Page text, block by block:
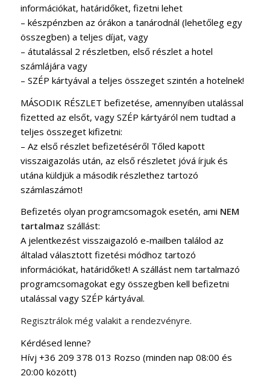
információkat, határidőket, fizetni lehet
– készpénzben az órákon a tanárodnál (lehetőleg egy
összegben) a teljes díjat, vagy
– átutalással 2 részletben, első részlet a hotel
számlájára vagy
– SZÉP kártyával a teljes összeget szintén a hotelnek!
MÁSODIK RÉSZLET befizetése, amennyiben utalással
fizetted az elsőt, vagy SZÉP kártyáról nem tudtad a
teljes összeget kifizetni:
– Az első részlet befizetéséről Tőled kapott
visszaigazolás után, az első részletet jóvá írjuk és
utána küldjük a második részlethez tartozó
számlaszámot!
Befizetés olyan programcsomagok esetén, ami NEM
tartalmaz szállást:
A jelentkezést visszaigazoló e-mailben találod az
általad választott fizetési módhoz tartozó
információkat, határidőket! A szállást nem tartalmazó
programcsomagokat egy összegben kell befizetni
utalással vagy SZÉP kártyával.
Regisztrálok még valakit a rendezvényre.
Kérdésed lenne?
Hívj +36 209 378 013 Rozso (minden nap 08:00 és
20:00 között)